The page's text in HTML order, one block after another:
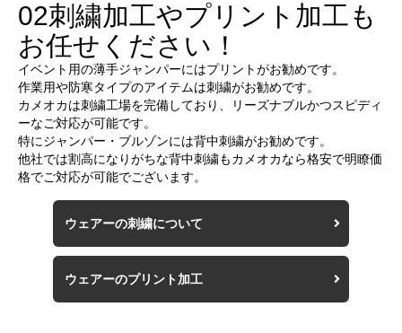
02刺繍加工やプリント加工も
お任せください！
イベント用の薄手ジャンパーにはプリントがお勧めです。
作業用や防寒タイプのアイテムは刺繍がお勧めです。
カメオカは刺繍工場を完備しており、リーズナブルかつスピディ
ーなご対応が可能です。
特にジャンパー・ブルゾンには背中刺繍がお勧めです。
他社では割高になりがちな背中刺繍もカメオカなら格安で明瞭価
格でご対応が可能でございます。
ウェアーの刺繍について
ウェアーのプリント加工